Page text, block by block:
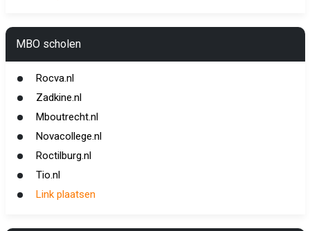
MBO scholen
Rocva.nl
Zadkine.nl
Mboutrecht.nl
Novacollege.nl
Roctilburg.nl
Tio.nl
Link plaatsen